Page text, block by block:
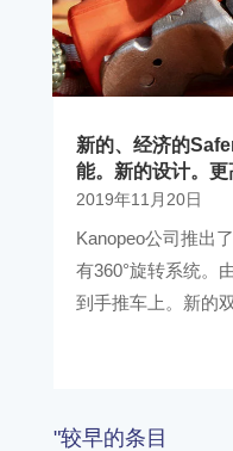
新的、经济的
能。新的设计。
2019年11月20日
Kanopeo公司推出
有360°旋转系统。
到手推车上。新的
"较早的条目